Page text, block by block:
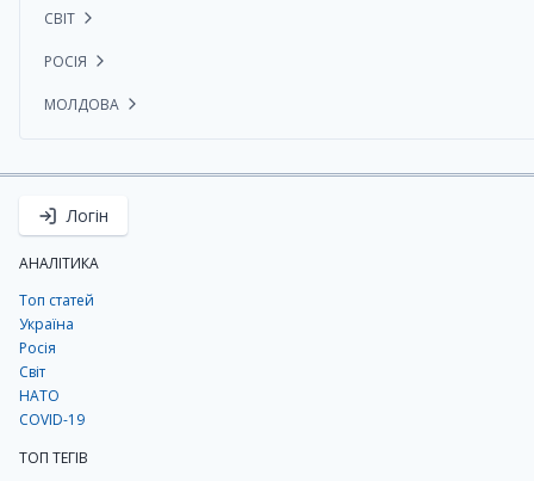
СВІТ
РОСІЯ
МОЛДОВА
Логін
АНАЛІТИКА
Топ статей
Україна
Росія
Світ
НАТО
COVID-19
ТОП ТЕГІВ